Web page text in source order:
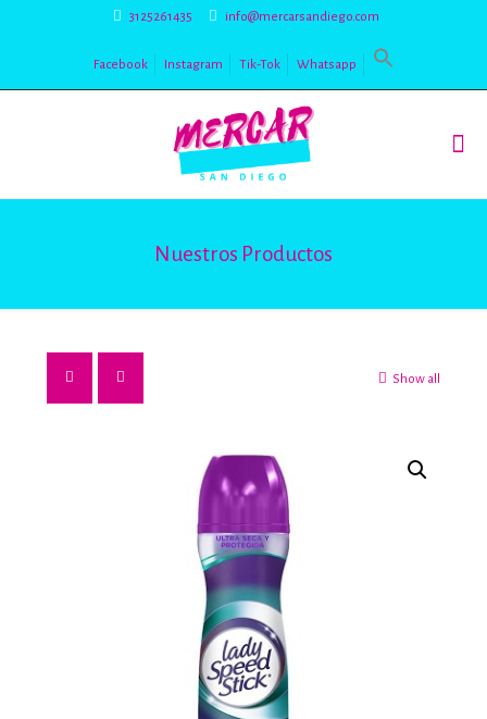
3125261435 info@mercarsandiego.com
Facebook Instagram Tik-Tok Whatsapp
Nuestros Productos
Show all